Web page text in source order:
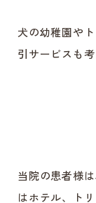
犬の幼稚園や
引サービスも考
当院の患者様
はホテル、ト